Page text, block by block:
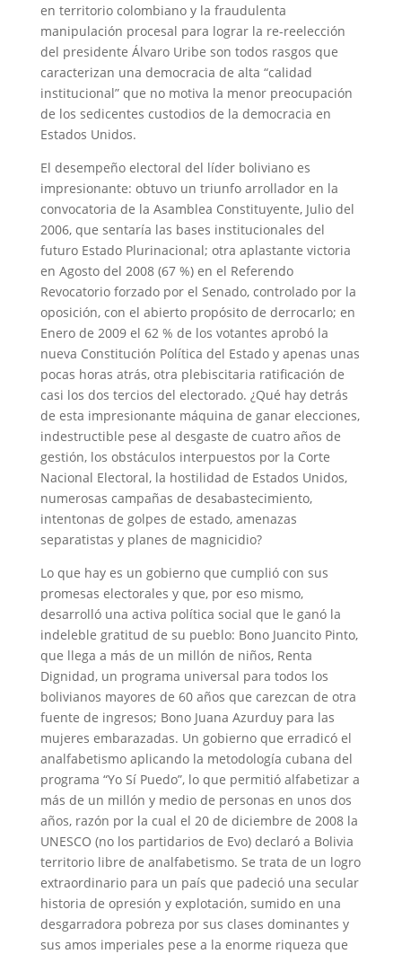
en territorio colombiano y la fraudulenta
manipulación procesal para lograr la re-reelección
del presidente Álvaro Uribe son todos rasgos que
caracterizan una democracia de alta “calidad
institucional” que no motiva la menor preocupación
de los sedicentes custodios de la democracia en
Estados Unidos.
El desempeño electoral del líder boliviano es
impresionante: obtuvo un triunfo arrollador en la
convocatoria de la Asamblea Constituyente, Julio del
2006, que sentaría las bases institucionales del
futuro Estado Plurinacional; otra aplastante victoria
en Agosto del 2008 (67 %) en el Referendo
Revocatorio forzado por el Senado, controlado por la
oposición, con el abierto propósito de derrocarlo; en
Enero de 2009 el 62 % de los votantes aprobó la
nueva Constitución Política del Estado y apenas unas
pocas horas atrás, otra plebiscitaria ratificación de
casi los dos tercios del electorado. ¿Qué hay detrás
de esta impresionante máquina de ganar elecciones,
indestructible pese al desgaste de cuatro años de
gestión, los obstáculos interpuestos por la Corte
Nacional Electoral, la hostilidad de Estados Unidos,
numerosas campañas de desabastecimiento,
intentonas de golpes de estado, amenazas
separatistas y planes de magnicidio?
Lo que hay es un gobierno que cumplió con sus
promesas electorales y que, por eso mismo,
desarrolló una activa política social que le ganó la
indeleble gratitud de su pueblo: Bono Juancito Pinto,
que llega a más de un millón de niños, Renta
Dignidad, un programa universal para todos los
bolivianos mayores de 60 años que carezcan de otra
fuente de ingresos; Bono Juana Azurduy para las
mujeres embarazadas. Un gobierno que erradicó el
analfabetismo aplicando la metodología cubana del
programa “Yo Sí Puedo”, lo que permitió alfabetizar a
más de un millón y medio de personas en unos dos
años, razón por la cual el 20 de diciembre de 2008 la
UNESCO (no los partidarios de Evo) declaró a Bolivia
territorio libre de analfabetismo. Se trata de un logro
extraordinario para un país que padeció una secular
historia de opresión y explotación, sumido en una
desgarradora pobreza por sus clases dominantes y
sus amos imperiales pese a la enorme riqueza que